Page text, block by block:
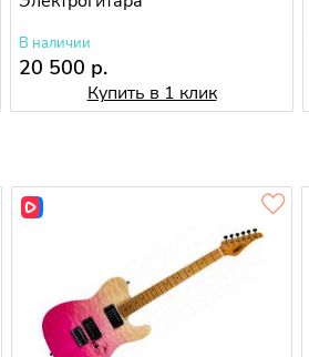
В наличии
20 500 р.
Купить в 1 клик